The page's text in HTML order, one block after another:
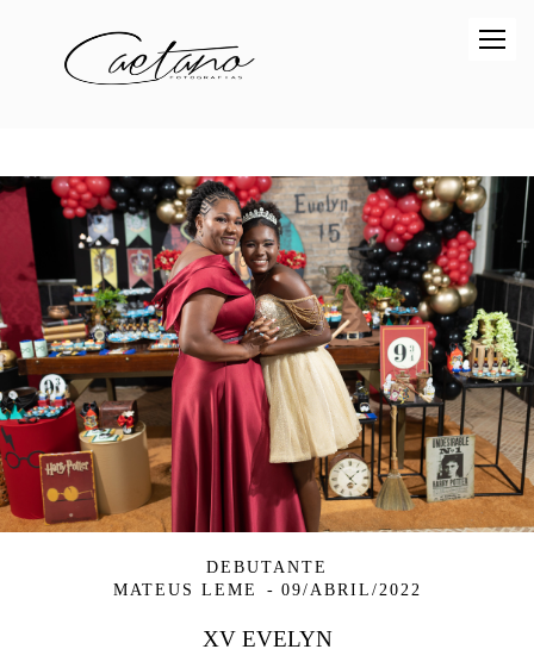
DEBUTANTE
MATEUS LEME
09/ABRIL/2022
XV EVELYN